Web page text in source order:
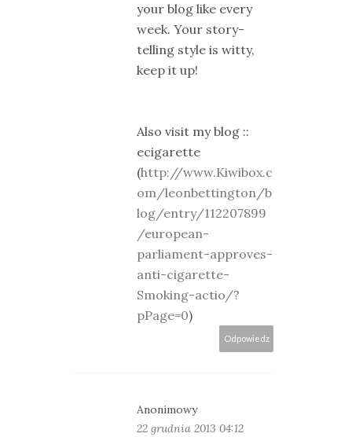
your blog like every
week. Your story-
telling style is witty,
keep it up!
Also visit my blog ::
ecigarette
(http://www.Kiwibox.c
om/leonbettington/b
log/entry/112207899
/european-
parliament-approves-
anti-cigarette-
Smoking-actio/?
pPage=0)
Odpowiedz
Anonimowy
22 grudnia 2013 04:12